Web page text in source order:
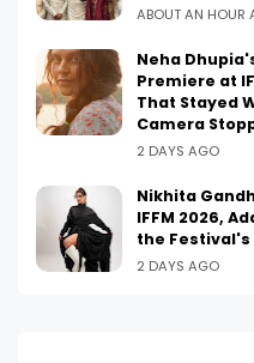
ABOUT AN HOUR
Neha
Premiere at
That Stayed
Camera
2 DAYS AGO
Nikhita
IFFM 2026,
the
2 DAYS AGO